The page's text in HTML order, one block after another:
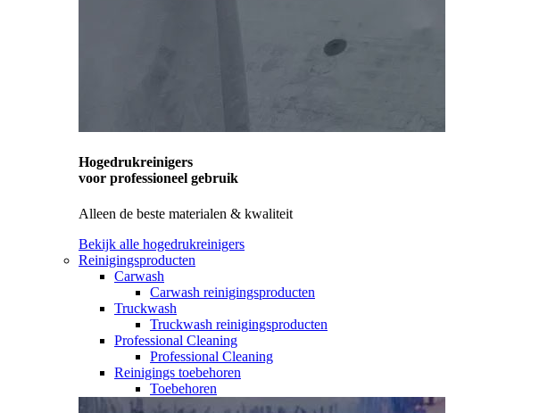
Hogedrukreinigers
voor professioneel gebruik
Alleen de beste materialen & kwaliteit
Bekijk alle hogedrukreinigers
Reinigingsproducten
Carwash
Carwash reinigingsproducten
Truckwash
Truckwash reinigingsproducten
Professional Cleaning
Professional Cleaning
Reinigings toebehoren
Toebehoren